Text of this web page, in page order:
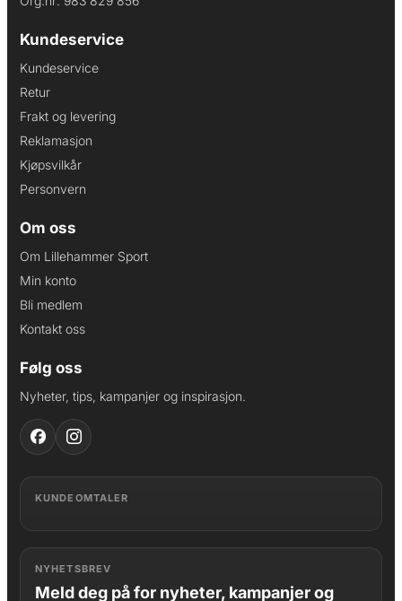
Kundeservice
Kundeservice
Retur
Frakt og levering
Reklamasjon
Kjøpsvilkår
Personvern
Om oss
Om Lillehammer Sport
Min konto
Bli medlem
Kontakt oss
Følg oss
Nyheter, tips, kampanjer og inspirasjon.
KUNDEOMTALER
NYHETSBREV
Meld deg på for nyheter, kampanjer og